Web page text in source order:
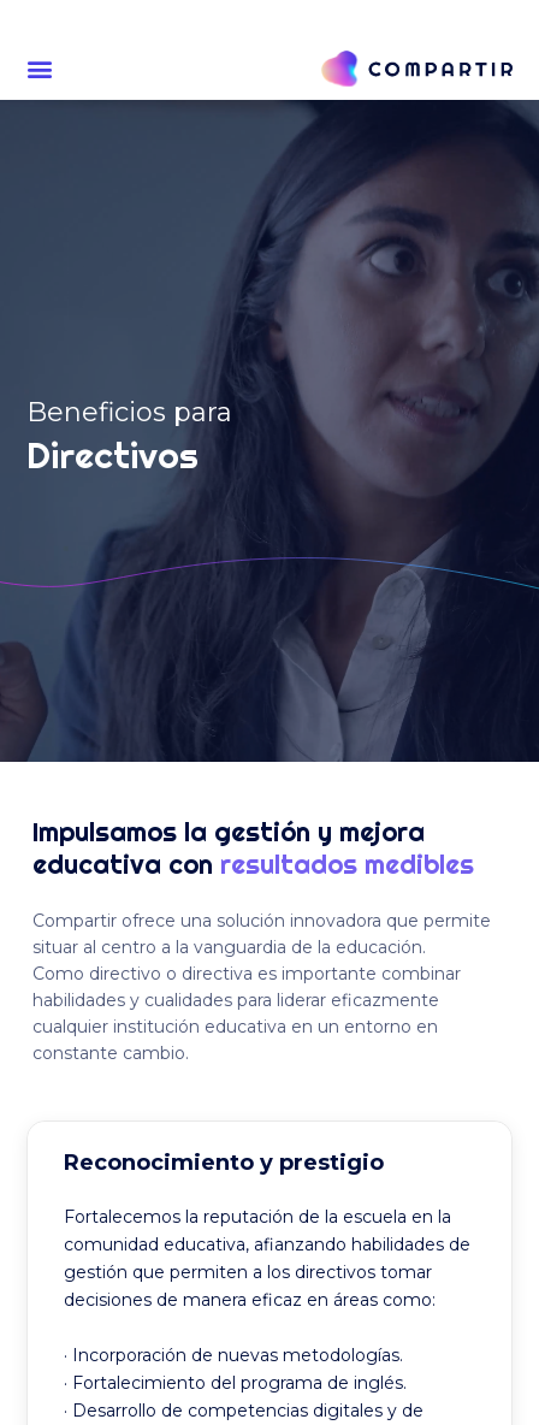
Beneficios para
Directivos
Impulsamos la gestión y mejora
educativa con resultados medibles
Compartir ofrece una solución innovadora que permite
situar al centro a la vanguardia de la educación.
Como directivo o directiva es importante combinar
habilidades y cualidades para liderar eficazmente
cualquier institución educativa en un entorno en
constante cambio.
Reconocimiento y prestigio
Fortalecemos la reputación de la escuela en la
comunidad educativa, afianzando habilidades de
gestión que permiten a los directivos tomar
decisiones de manera eficaz en áreas como:
· Incorporación de nuevas metodologías.
· Fortalecimiento del programa de inglés.
· Desarrollo de competencias digitales y de